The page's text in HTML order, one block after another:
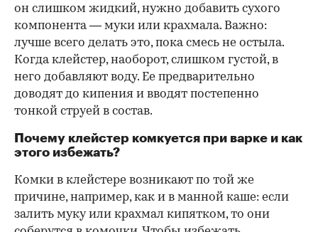
он слишком жидкий, нужно добавить сухого
компонента — муки или крахмала. Важно:
лучше всего делать это, пока смесь не остыла.
Когда клейстер, наоборот, слишком густой, в
него добавляют воду. Ее предварительно
доводят до кипения и вводят постепенно
тонкой струей в состав.
Почему клейстер комкуется при варке и как
этого избежать?
Комки в клейстере возникают по той же
причине, например, как и в манной каше: если
залить муку или крахмал кипятком, то они